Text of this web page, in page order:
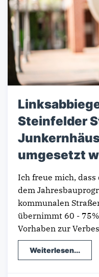
Steinfelder
umgesetzt
Ich freue mich,
dem
kommunalen
übernimmt 60 -
Vorhaben zur
Weiterlesen...